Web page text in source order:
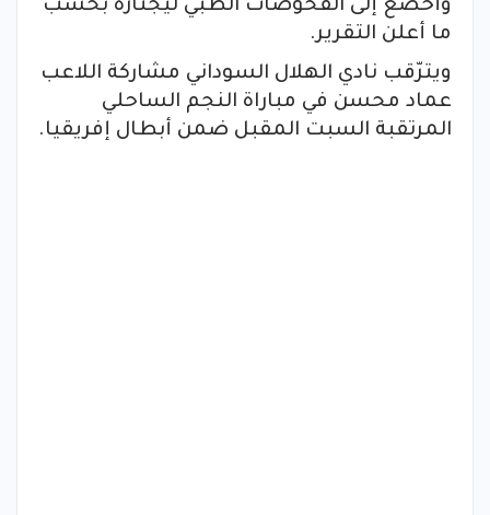
وأخضع إلى الفحوصات الطبي ليجتازه بحسب
ما أعلن التقرير.
ويترّقب نادي الهلال السوداني مشاركة اللاعب
عماد محسن في مباراة النجم الساحلي
المرتقبة السبت المقبل ضمن أبطال إفريقيا.